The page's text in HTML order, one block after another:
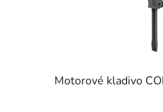
Motorové kladivo